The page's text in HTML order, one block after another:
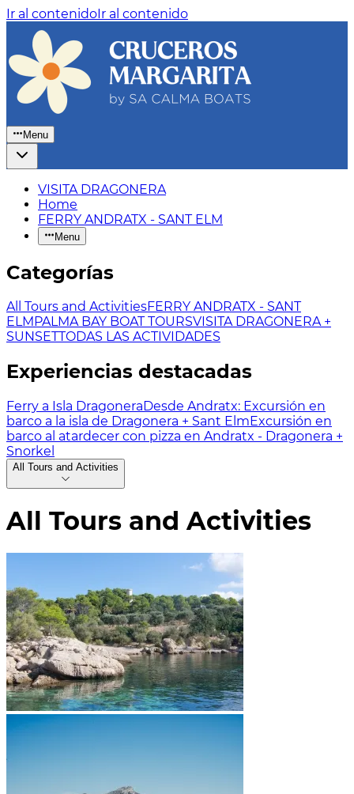
Ir al contenidoIr al contenido
Menu
VISITA DRAGONERA
Home
FERRY ANDRATX - SANT ELM
Menu
Categorías
All Tours and ActivitiesFERRY ANDRATX - SANT
ELM PALMA BAY BOAT TOURSVISITA DRAGONERA +
SUNSETTODAS LAS ACTIVIDADES
Experiencias destacadas
Ferry a Isla Dragonera Desde Andratx: Excursión en
barco a la isla de Dragonera + Sant Elm Excursión en
barco al atardecer con pizza en Andratx - Dragonera +
Snorkel
All Tours and Activities
All Tours and Activities